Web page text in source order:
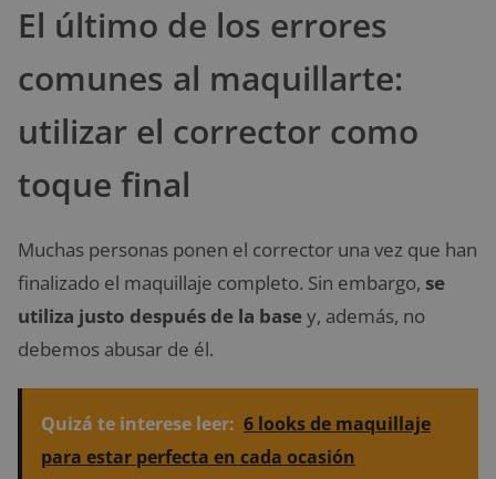
El último de los errores
comunes al maquillarte:
utilizar el corrector como
toque final
Muchas personas ponen el corrector una vez que han
finalizado el maquillaje completo. Sin embargo, se
utiliza justo después de la basey, además, no
debemos abusar de él.
Quizá te interese leer: 6 looks de maquillaje
para estar perfecta en cada ocasión